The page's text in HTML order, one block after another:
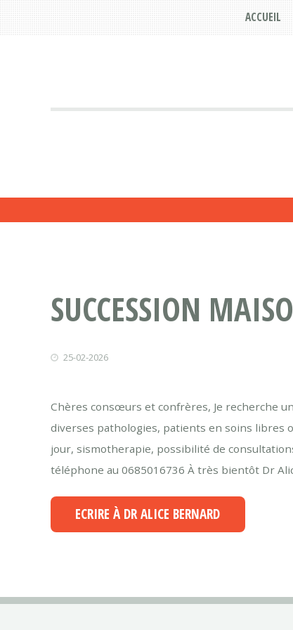
ACCUEIL
SUCCESSION
25-02-2026
Chères consœurs et confrères, Je recherche
diverses pathologies, patients en soins libres
jour, sismotherapie, possibilité de
téléphone au 0685016736 À très bientôt Dr
ECRIRE À DR ALICE BERNARD